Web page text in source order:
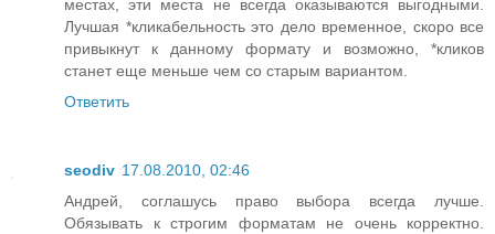
местах, эти места не всегда оказываются выгодными.
Лучшая *кликабельность это дело временное, скоро все
привыкнут к данному формату и возможно, *кликов
станет еще меньше чем со старым вариантом.
Ответить
seodiv 17.08.2010, 02:46
Андрей, соглашусь право выбора всегда лучше.
Обязывать к строгим форматам не очень корректно.